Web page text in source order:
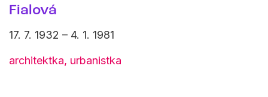
Fialová
17. 7. 1932 – 4. 1. 1981
architektka, urbanistka